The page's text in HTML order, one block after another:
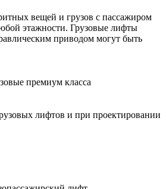
вещей и грузов с пассажиром
этажности. Грузовые лифты
приводом могут быть
лифтов и при проектировании